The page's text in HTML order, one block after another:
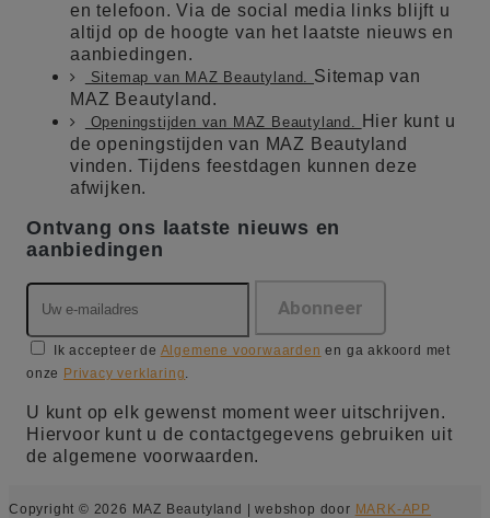
en telefoon. Via de social media links blijft u
altijd op de hoogte van het laatste nieuws en
aanbiedingen.
Sitemap van MAZ Beautyland. Sitemap van
MAZ Beautyland.
Openingstijden van MAZ Beautyland.
Hier kunt u
de openingstijden van MAZ Beautyland
vinden. Tijdens feestdagen kunnen deze
afwijken.
Ontvang ons laatste nieuws en
aanbiedingen
Ik accepteer de Algemene voorwaarden en ga akkoord met
onze Privacy verklaring
U kunt op elk gewenst moment weer uitschrijven.
Hiervoor kunt u de contactgegevens gebruiken uit
de algemene voorwaarden.
Copyright © 2026 MAZ Beautyland | webshop door MARK-APP